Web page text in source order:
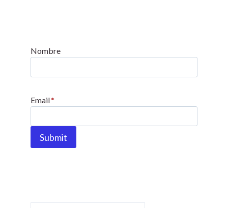
C
n
a
U
P
Nombre
Email*
Submit